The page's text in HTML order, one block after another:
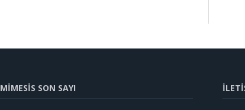
MİMESİS SON SAYI